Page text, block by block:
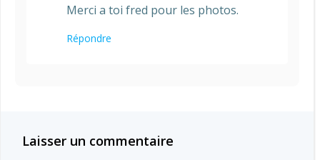
Merci a toi fred pour les photos.
Répondre
Laisser un commentaire